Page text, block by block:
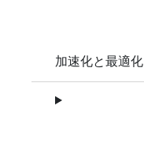
加速化と最適化